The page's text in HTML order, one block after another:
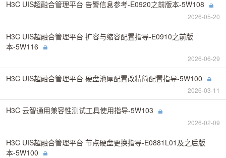
H3C UIS超融合管理平台 告警信息参考-E0920之前版本-5W108
2026-05-20
H3C UIS超融合管理平台 扩容与缩容配置指导-E0910之前版
本-5W116
2026-06-29
H3C UIS超融合管理平台 硬盘池厚配置改精简配置指导-5W100
2026-03-11
H3C 云智通用兼容性测试工具使用指导-5W103
2026-02-09
H3C UIS超融合管理平台 节点硬盘更换指导-E0881L01及之后版
本-5W100